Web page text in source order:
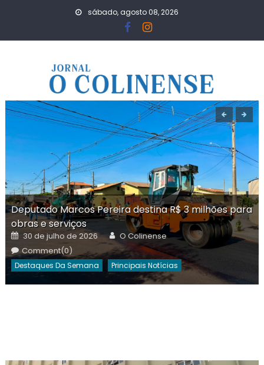
sábado, agosto 08, 2026
Deputado Marcos Pereira destina R$ 3 milhões para
obras e serviços
Posted
on
30 de julho de 2026 Author
O Colinense
Comment(0)
Destaques Da Semana Principais Notícias